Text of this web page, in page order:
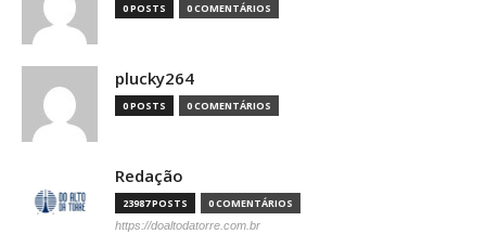
0 POSTS 0 COMENTÁRIOS
plucky264
0 POSTS 0 COMENTÁRIOS
Redação
23987 POSTS 0 COMENTÁRIOS
https://doaltodatorre.com.br